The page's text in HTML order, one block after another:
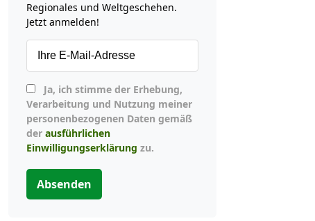
Regionales und Weltgeschehen.
Jetzt anmelden!
Verarbeitung und Nutzung meiner
personenbezogenen Daten gemäß
der ausführlichen
Einwilligungserklärung zu.
Absenden